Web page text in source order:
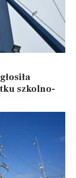
szkolno-